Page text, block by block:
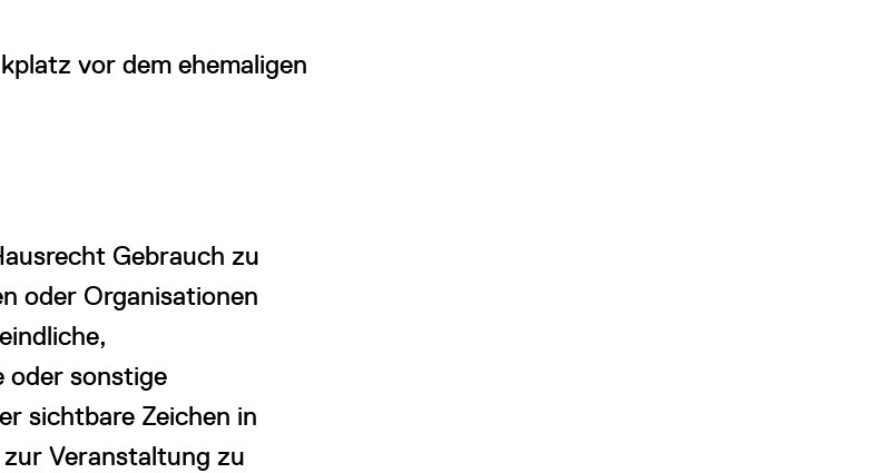
vor dem ehemaligen
Gebrauch zu
oder Organisationen
oder sonstige
sichtbare Zeichen in
Veranstaltung zu